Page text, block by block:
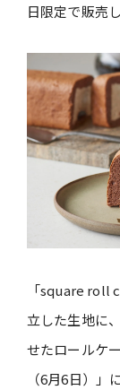
日限定で販売し
「square roll
立した生地に
せたロールケ
（6月6日）